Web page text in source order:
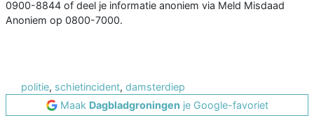
0900-8844 of deel je informatie anoniem via Meld Misdaad
Anoniem op 0800-7000.
politie, schietincident, damsterdiep
Maak Dagbladgroningen je Google-favoriet